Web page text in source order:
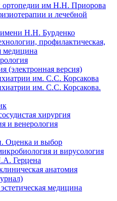
ортопедии им Н.Н. Приорова
и лечебной
Н.Н. Бурденко
профилактическая,
медицина
(электронная версия)
им. С.С. Корсакова
им. С.С. Корсакова.
хирургия
и венерология
Оценка и выбор
и вирусология
Герцена
анатомия
медицина